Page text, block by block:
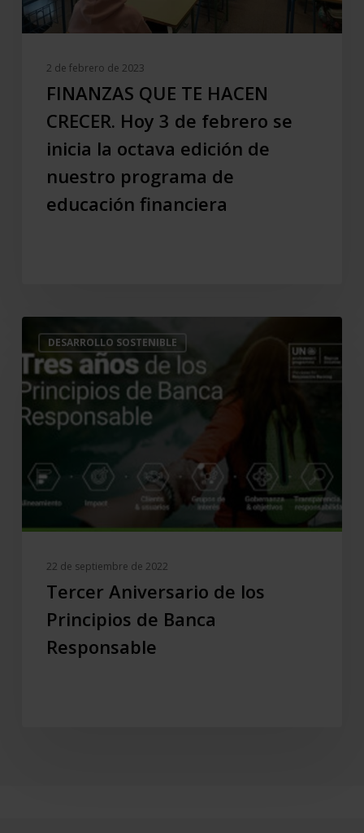
se
inicia
edición
nuestro
educación
2 de febrero de 2023
FINANZAS QUE TE HACEN
CRECER. Hoy 3 de febrero se
inicia la octava edición de
nuestro programa de
educación financiera
DESARROLLO SOSTENIBLE
Aniversario
los
Principios
Responsable
22 de septiembre de 2022
Tercer Aniversario de los
Principios de Banca
Responsable